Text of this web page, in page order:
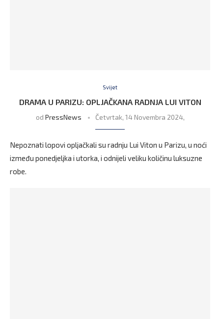
Svijet
DRAMA U PARIZU: OPLJAČKANA RADNJA LUI VITON
od PressNews Četvrtak, 14 Novembra 2024,
Nepoznati lopovi opljačkali su radnju Lui Viton u Parizu, u noći
između ponedjeljka i utorka, i odnijeli veliku količinu luksuzne
robe.